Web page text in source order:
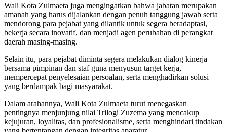
Wali Kota Zulmaeta juga mengingatkan bahwa jabatan merupakan
amanah yang harus dijalankan dengan penuh tanggung jawab serta
mendorong para pejabat yang dilantik untuk segera beradaptasi,
bekerja secara inovatif, dan menjadi agen perubahan di perangkat
daerah masing-masing.
Selain itu, para pejabat diminta segera melakukan dialog kinerja
bersama pimpinan dan staf guna menyusun target kerja,
mempercepat penyelesaian persoalan, serta menghadirkan solusi
yang berdampak bagi masyarakat.
Dalam arahannya, Wali Kota Zulmaeta turut menegaskan
pentingnya menjunjung nilai Trilogi Zuzema yang mencakup
kejujuran, loyalitas, dan profesionalisme, serta menghindari tindakan